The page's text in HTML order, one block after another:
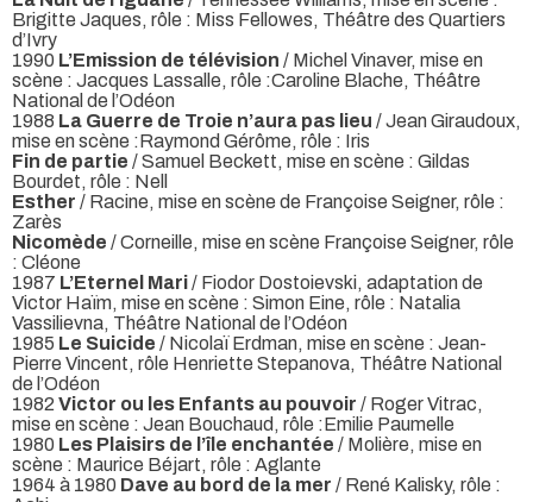
Brigitte Jaques, rôle : Miss Fellowes, Théâtre des Quartiers
d’Ivry
1990 L’Emission de télévision / Michel Vinaver, mise en
scène : Jacques Lassalle, rôle :Caroline Blache, Théâtre
National de l’Odéon
1988 La Guerre de Troie n’aura pas lieu / Jean Giraudoux,
mise en scène :Raymond Gérôme, rôle : Iris
Fin de partie / Samuel Beckett, mise en scène : Gildas
Bourdet, rôle : Nell
Esther / Racine, mise en scène de Françoise Seigner, rôle :
Zarès
Nicomède / Corneille, mise en scène Françoise Seigner, rôle
: Cléone
1987 L’Eternel Mari/ Fiodor Dostoievski, adaptation de
Victor Haïm, mise en scène : Simon Eine, rôle : Natalia
Vassilievna, Théâtre National de l’Odéon
1985 Le Suicide / Nicolaï Erdman, mise en scène : Jean-
Pierre Vincent, rôle Henriette Stepanova, Théâtre National
de l’Odéon
1982 Victor ou les Enfants au pouvoir / Roger Vitrac,
mise en scène : Jean Bouchaud, rôle :Emilie Paumelle
1980 Les Plaisirs de l’île enchantée / Molière, mise en
scène : Maurice Béjart, rôle : Aglante
1964 à 1980 Dave au bord de la mer / René Kalisky, rôle :